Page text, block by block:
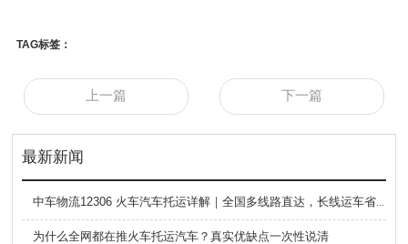
TAG标签：
上一篇 下一篇
最新新闻
中车物流12306 火车汽车托运详解｜全国多线路直达，长线运车省心方案
为什么全网都在推火车托运汽车？真实优缺点一次性说清